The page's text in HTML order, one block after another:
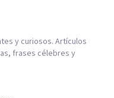
y curiosos. Artículos
frases célebres y